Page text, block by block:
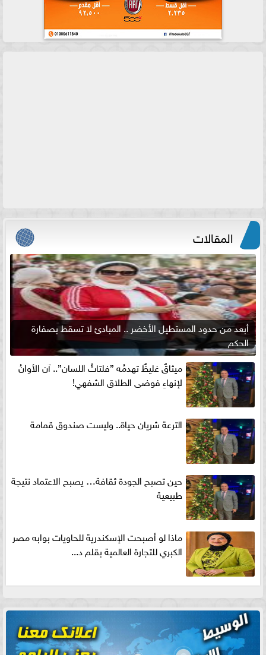
المقالات
أبعد من حدود المستطيل الأخضر .. المبادئ لا تسقط بصفارة
الحكم
ميثاقٌ غليظٌ تهدمُه ”فلتاتُ اللسان”.. آن الأوانُ
لإنهاءِ فوضى الطلاق الشفهي!
الترعة شريان حياة.. وليست صندوق قمامة
حين تصبح الجودة ثقافة… يصبح الاعتماد نتيجة
طبيعية
ماذا لو أصبحت الإسكندرية للحاويات بوابه مصر
الكبري للتجارة العالمية بقلم د...